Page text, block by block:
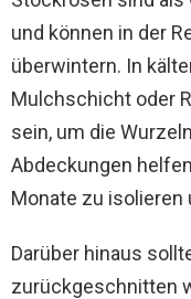
und können in der
überwintern. In
Mulchschicht oder
sein, um die
Abdeckungen
Monate zu isolieren
Darüber hinaus
zurückgeschnitten